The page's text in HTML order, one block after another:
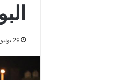
29 يونيو, 2015